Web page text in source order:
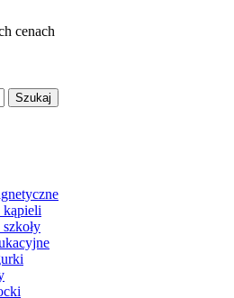
cenach
kąpieli